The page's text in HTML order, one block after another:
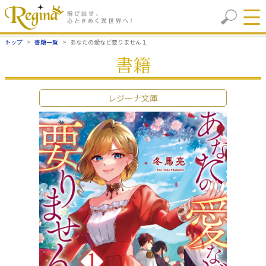
トップ 書籍一覧 あなたの愛など要りません１
書籍
レジーナ文庫